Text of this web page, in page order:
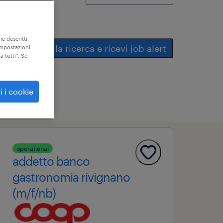
salva la ricerca e ricevi job alert
operational
addetto banco
gastronomia rivignano
(m/f/nb)
descritti,
tutti". Se
i cookie